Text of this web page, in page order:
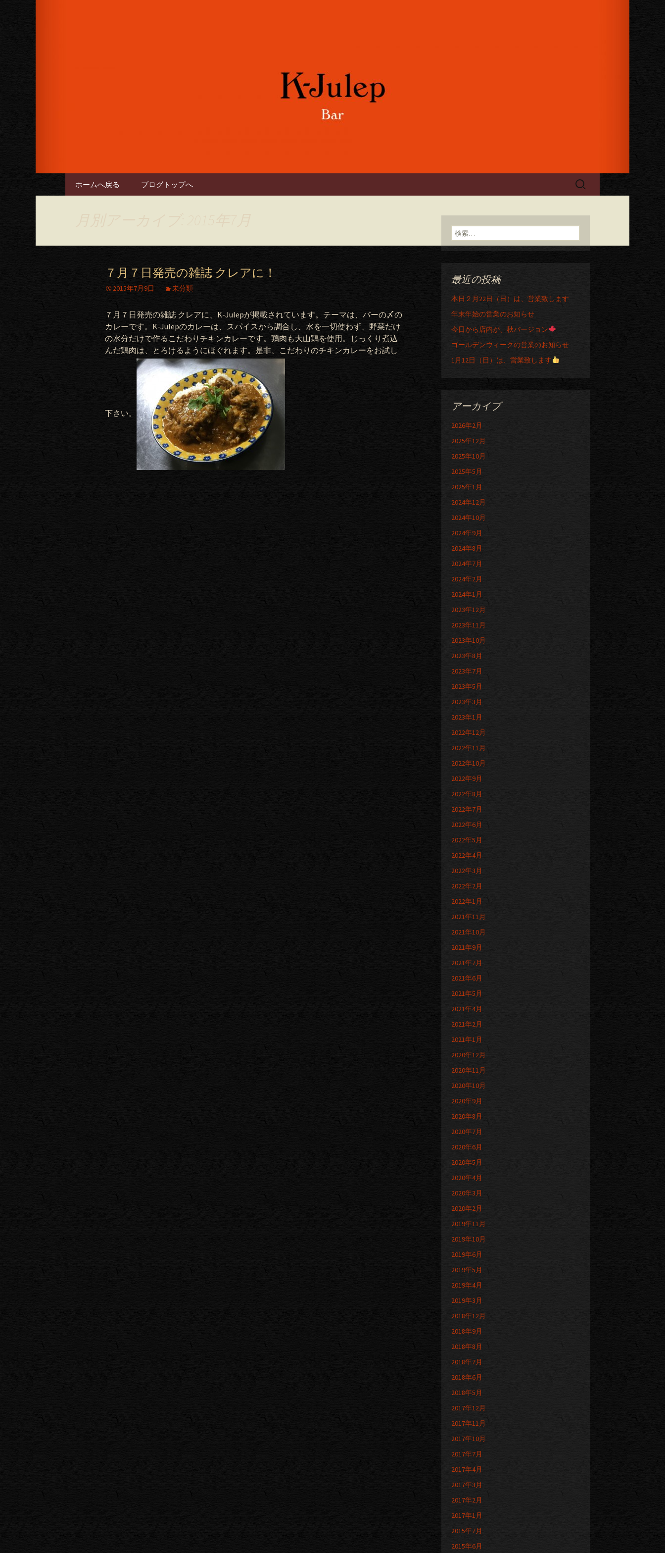
コンテンツへ移動
ホームへ戻る ブログトップへ
検
７月７日発売の雑誌 クレアに！
2015年7月9日 未分類
７月７日発売の雑誌 クレアに、K-Julepが掲載されています。テーマは、バーの〆の
カレーです。K-Julepのカレーは、スパイスから調合し、水を一切使わず、野菜だけ
の水分だけで作るこだわりチキンカレーです。鶏肉も大山鶏を使用。じっくり煮込
んだ鶏肉は、とろけるようにほぐれます。是非、こだわりのチキンカレーをお試し
下さい。
検索:
最近の投稿
本日２月22日（日）は、営業致します
年末年始の営業のお知らせ
今日から店内が、秋バージョン
ゴールデンウィークの営業のお知らせ
1月12日（日）は、営業致します
アーカイブ
2026年2月
2025年12月
2025年10月
2025年5月
2025年1月
2024年12月
2024年10月
2024年9月
2024年8月
2024年7月
2024年2月
2024年1月
2023年12月
2023年11月
2023年10月
2023年8月
2023年7月
2023年5月
2023年3月
2023年1月
2022年12月
2022年11月
2022年10月
2022年9月
2022年8月
2022年7月
2022年6月
2022年5月
2022年4月
2022年3月
2022年2月
2022年1月
2021年11月
2021年10月
2021年9月
2021年7月
2021年6月
2021年5月
2021年4月
2021年2月
2021年1月
2020年12月
2020年11月
2020年10月
2020年9月
2020年8月
2020年7月
2020年6月
2020年5月
2020年4月
2020年3月
2020年2月
2019年11月
2019年10月
2019年6月
2019年5月
2019年4月
2019年3月
2018年12月
2018年9月
2018年8月
2018年7月
2018年6月
2018年5月
2017年12月
2017年11月
2017年10月
2017年7月
2017年4月
2017年3月
2017年2月
2017年1月
2015年7月
2015年6月